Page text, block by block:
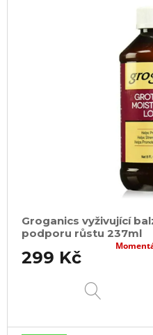
Groganics vyživující
podporu růstu 237ml
299 Kč